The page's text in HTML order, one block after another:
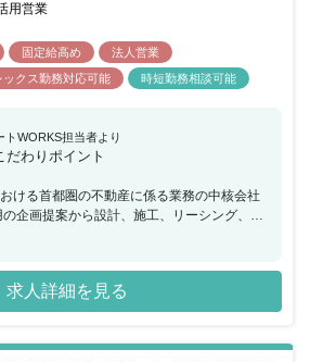
用営業
固定給高め
法人営業
ックス勤務対応可能 時短勤務相談可能
トWORKS担当者より
だわりポイント
ける首都圏の不動産に係る業務の中核会社
企画提案から設計、施工、リーシング、ビ
い、その全てに営業担当としてかかわるこ
社の成長とともに社員個人としても成長で
ションについて、こちらは新規事業となりま
年数に関係なく実力次第で昇格する為、年
方を通して自身で仕事の効率化を実現して
求人詳細を見る